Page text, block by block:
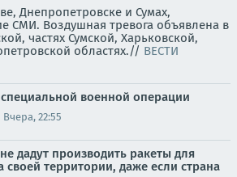
Днепропетровске и Сумах,
СМИ. Воздушная тревога объявлена в
частях Сумской, Харьковской,
областях.// ВЕСТИ
военной операции
Вчера, 22:55
дадут производить ракеты для
своей территории, даже если страна